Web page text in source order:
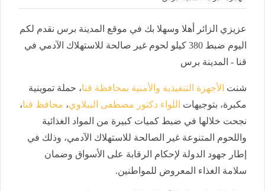
عزيزي الزائر أهلا وسهلا بك في موقع المدينة برس نقدم لكم
اليوم ضبط 380 كيلو لحوم غير صالحة للاستهلاك الآدمي في
قنا - المدينة برس
شنت الأجهزة التنفيذية والأمنية بمحافظة قنا، حملة تموينية
مكبرة، بتوجيهات اللواء دكتور مصطفى الببلاوي، محافظ قنا،
نجحت خلالها في ضبط كميات كبيرة من المواد الغذائية
واللحوم المتنوعة غير الصالحة للاستهلاك الآدمي، وذلك في
إطار جهود الدولة لإحكام الرقابة على الأسواق وضمان
سلامة الغذاء المعروض للمواطنين.